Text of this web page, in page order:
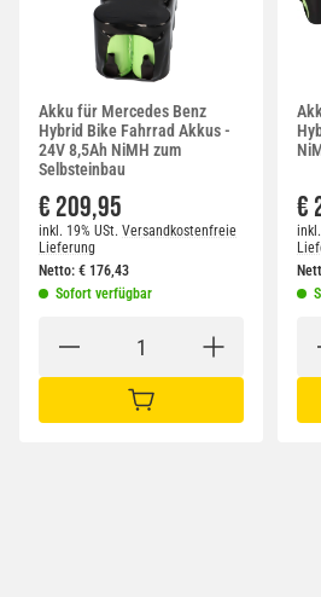
Akku für Mercedes Benz
Hybrid Bike Fahrrad Akkus -
24V 8,5Ah NiMH zum
Selbsteinbau
€ 209,95
inkl. 19% USt. Versandkostenfreie
Lieferung
Netto: € 176,43
Sofort verfügbar
IN DEN WARENKORB
€